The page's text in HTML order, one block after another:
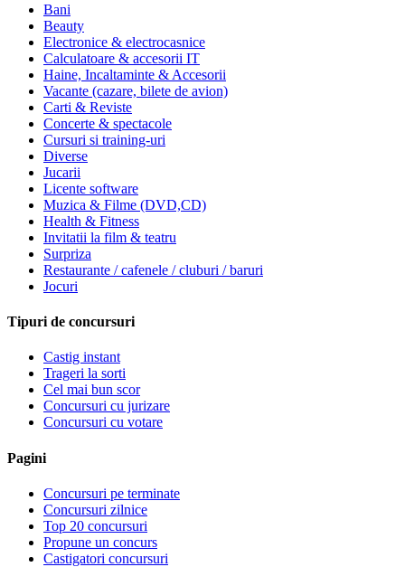
Bani
Beauty
Electronice & electrocasnice
Calculatoare & accesorii IT
Haine, Incaltaminte & Accesorii
Vacante (cazare, bilete de avion)
Carti & Reviste
Concerte & spectacole
Cursuri si training-uri
Diverse
Jucarii
Licente software
Muzica & Filme (DVD,CD)
Health & Fitness
Invitatii la film & teatru
Surpriza
Restaurante / cafenele / cluburi / baruri
Jocuri
Tipuri de concursuri
Castig instant
Trageri la sorti
Cel mai bun scor
Concursuri cu jurizare
Concursuri cu votare
Pagini
Concursuri pe terminate
Concursuri zilnice
Top 20 concursuri
Propune un concurs
Castigatori concursuri